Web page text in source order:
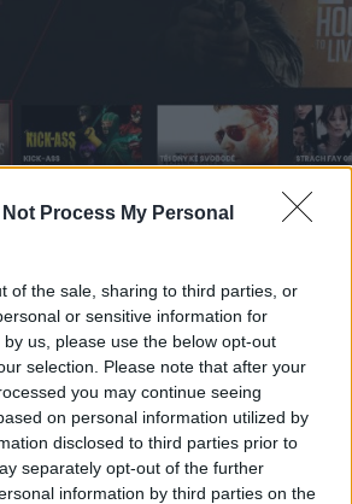
Not Process My Personal
of the sale, sharing to third parties, or
or sensitive information for
us, please use the below opt-out
selection. Please note that after your
you may continue seeing
on personal information utilized by
disclosed to third parties prior to
separately opt-out of the further
information by third parties on the
kterou box disponuje, je Google
hlasem. Vaše dálkové ovládání tak
Stačí jen stisknout příslušné
nyní již můžete vyslovit vaše přání,
lze také využít hlasové vyhledávání.
aplikací vyžaduje pro ovládání
Androidu.